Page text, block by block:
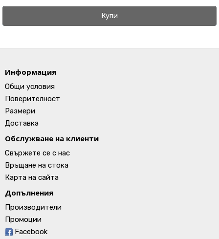
Купи
Информация
Общи условия
Поверителност
Размери
Доставка
Обслужване на клиенти
Свържете се с нас
Връщане на стока
Карта на сайта
Допълнения
Производители
Промоции
Facebook